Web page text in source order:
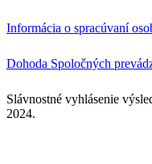
Informácia o spracúvaní
Dohoda Spoločných
Slávnostné vyhlásenie
2024.